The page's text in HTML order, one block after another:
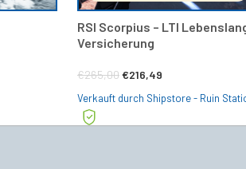
RSI Scorpius – LTI
Versicherung
€265,00Ursprünglicher
Preis
€216,49
Preis
Verkauft durch Shipstore - Ruin